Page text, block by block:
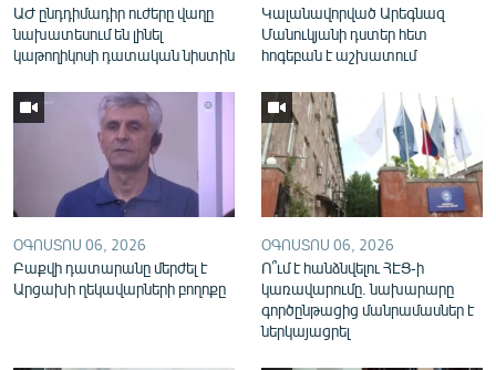
English
Русский
ՀԵՏԵՎԵՔ ՄԵԶ
«Ազատության» բոլոր կայքերը
ԱԺ ընդդիմադիր ուժերը վաղը
նախատեսում են լինել
կաթողիկոսի դատական նիստին
Կալանավորված Արեգնազ
Մանուկյանի դստեր հետ
հոգեբան է աշխատում
ՕԳՈՍՏՈՍ 06, 2026
Բաքվի դատարանը մերժել է
Արցախի ղեկավարների բողոքը
ՕԳՈՍՏՈՍ 06, 2026
Ո՞ւմ է հանձնվելու ՀԷՑ-ի
կառավարումը. նախարարը
գործընթացից մանրամասներ է
ներկայացրել